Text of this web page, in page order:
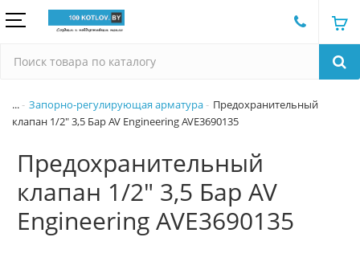
... Запорно-регулирующая арматура
Предохранительный
клапан 1/2" 3,5 Бар AV Engineering AVE3690135
Предохранительный
клапан 1/2" 3,5 Бар AV
Engineering AVE3690135